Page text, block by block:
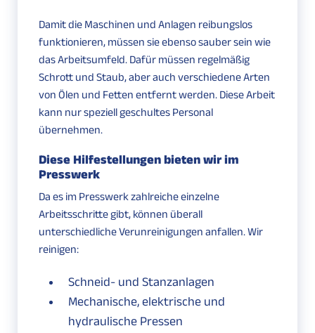
Damit die Maschinen und Anlagen reibungslos
funktionieren, müssen sie ebenso sauber sein wie
das Arbeitsumfeld. Dafür müssen regelmäßig
Schrott und Staub, aber auch verschiedene Arten
von Ölen und Fetten entfernt werden. Diese Arbeit
kann nur speziell geschultes Personal
übernehmen.
Diese Hilfestellungen bieten wir im
Presswerk
Da es im Presswerk zahlreiche einzelne
Arbeitsschritte gibt, können überall
unterschiedliche Verunreinigungen anfallen. Wir
reinigen:
Schneid- und Stanzanlagen
Mechanische, elektrische und
hydraulische Pressen